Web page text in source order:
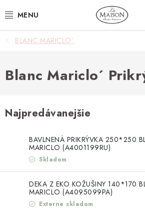
na
NOVINKY
AKCIA
NÁBYTOK
SVIETIDLÁ
DOPLNKY
STOLOVANIE
BLANC MARICLO´
Blanc Mariclo´
Najpredávanejšie
BAVLNENÁ PRIKRÝVKA 250*250
MARICLO (A4001199RU)
Skladom
DEKA Z EKO KOŽUŠINY 140*170
MARICLO (A4095099PA)
Externe skladom